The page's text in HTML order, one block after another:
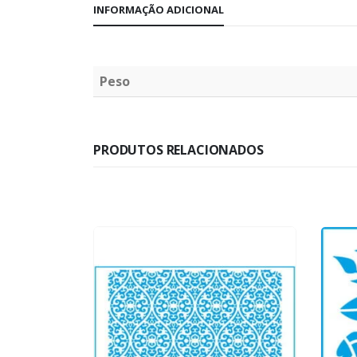
INFORMAÇÃO ADICIONAL
Peso
PRODUTOS RELACIONADOS